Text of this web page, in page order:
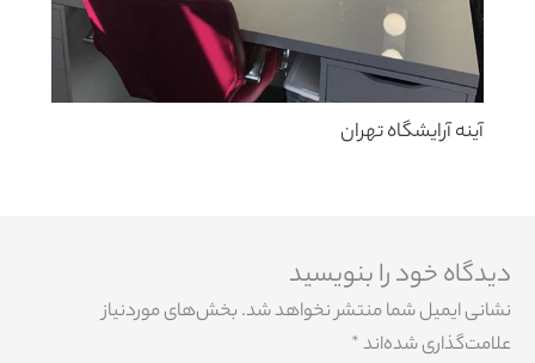
آینه آرایشگاه تهران
دیدگاه‌ خود را بنویسید
نشانی ایمیل شما منتشر نخواهد شد.بخش‌های موردنیاز
علامت‌گذاری شده‌اند*